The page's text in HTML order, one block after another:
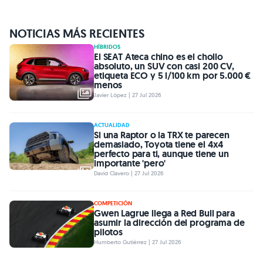
NOTICIAS MÁS RECIENTES
HÍBRIDOS
El SEAT Ateca chino es el chollo
absoluto, un SUV con casi 200 CV,
etiqueta ECO y 5 l/100 km por 5.000 €
menos
Javier López | 27 Jul 2026
ACTUALIDAD
Si una Raptor o la TRX te parecen
demasiado, Toyota tiene el 4x4
perfecto para ti, aunque tiene un
importante 'pero'
David Clavero | 27 Jul 2026
COMPETICIÓN
Gwen Lagrue llega a Red Bull para
asumir la dirección del programa de
pilotos
Humberto Gutiérrez | 27 Jul 2026